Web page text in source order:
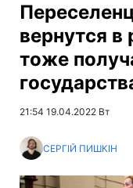
вернутся
тоже
21:54 19.04.2022 Вт
СЕРГІЙ ПИШКІН